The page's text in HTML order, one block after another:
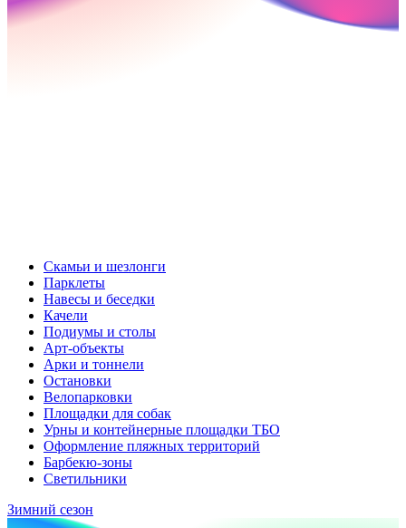
Скамьи и шезлонги
Парклеты
Навесы и беседки
Качели
Подиумы и столы
Арт-объекты
Арки и тоннели
Остановки
Велопарковки
Площадки для собак
Урны и контейнерные площадки ТБО
Оформление пляжных территорий
Барбекю-зоны
Светильники
Зимний сезон